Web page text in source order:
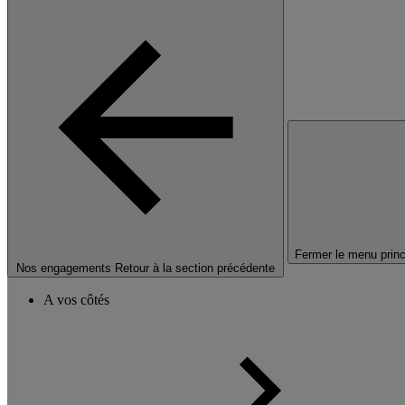
Nos engagements Retour à la section précédente
Fermer le menu
A vos côtés